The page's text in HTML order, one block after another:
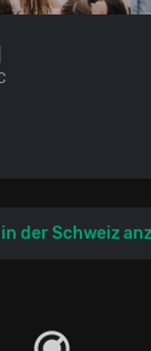
der Schweiz